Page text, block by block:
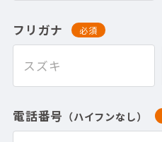
フリガナ 必須
電話番号 （ハイフンなし）